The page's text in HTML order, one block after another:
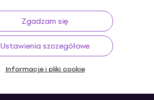
Zgadzam się
Ustawienia szczegółowe
Informacje i pliki cookie
Transport gratisod 489 zł
Użyteczne